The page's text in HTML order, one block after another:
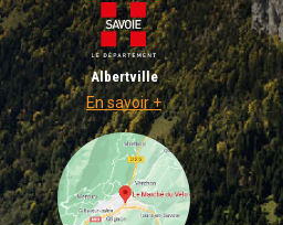
Albertville
En savoir +